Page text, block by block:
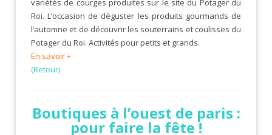
variétés de courges produites sur le site du Potager du
Roi. L’occasion de déguster les produits gourmands de
l’automne et de découvrir les souterrains et coulisses du
Potager du Roi. Activités pour petits et grands.
En savoir +
(Retour)
Boutiques à l’ouest de paris :
pour faire la fête !